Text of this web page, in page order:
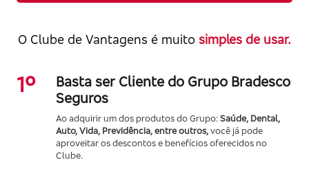
O Clube de Vantagens é muito simples de usar.
1º
Basta ser Cliente do Grupo Bradesco
Seguros
Ao adquirir um dos produtos do Grupo:Saúde, Dental,
Auto, Vida, Previdência, entre outros,você já pode
aproveitar os descontos e benefícios oferecidos no
Clube.